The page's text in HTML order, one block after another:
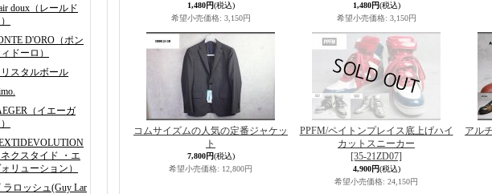
doux（レールド
D'ORO（ポン
ドーロ）
スタルボール
（イエーガ
ネクスタイド ・エ
リューション）
ラロッシュ(Guy Lar
1,480円(税込)
希望小売価格: 3,150円
1,480円(税込)
希望小売価格: 3,150円
コムサイズムの人気の定番ジャケッ
ト
7,800円(税込)
希望小売価格: 12,800円
PPFM/ペイトンプレイス底上げハイ
カットスニーカー
[35-21ZD07]
4,900円(税込)
希望小売価格: 24,150円
アル